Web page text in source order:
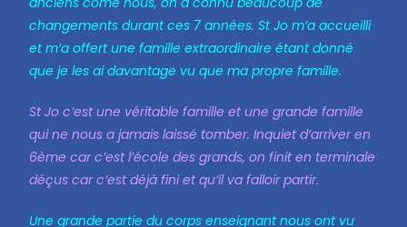
changements durant ces 7 années.St Jo m’a accueilli
et m’a offert une famille extraordinaire étant donné
que je les ai davantage vu que ma propre famille.
St Jo c’est une véritable famille et une grande famille
qui ne nous a jamais laissé tomber. Inquiet d’arriver en
6ème car c’est l’école des grands, on finit en terminale
déçus car c’est déjà fini et qu’il va falloir partir.
Une grande partie du corps enseignant nous ont vu